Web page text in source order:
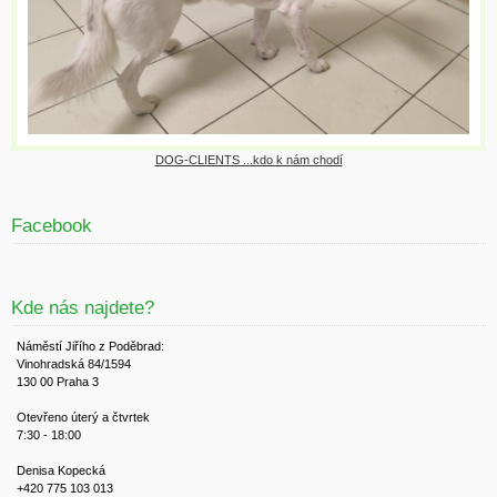
DOG-CLIENTS ...kdo k nám chodí
Facebook
Kde nás najdete?
Náměstí Jiřího z Poděbrad:
Vinohradská 84/1594
130 00 Praha 3
Otevřeno úterý a čtvrtek
7:30 - 18:00
Denisa Kopecká
+420 775 103 013